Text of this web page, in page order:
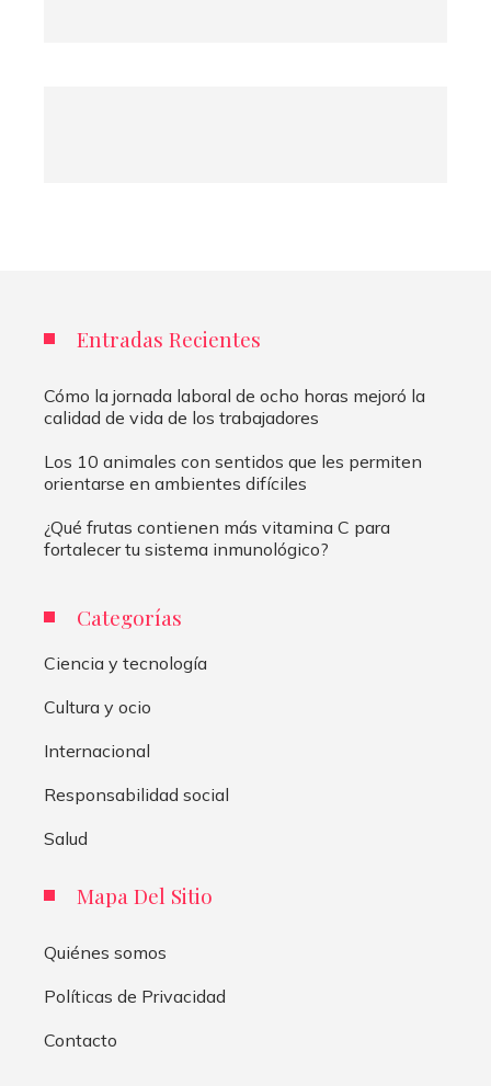
Entradas Recientes
Cómo la jornada laboral de ocho horas mejoró la
calidad de vida de los trabajadores
Los 10 animales con sentidos que les permiten
orientarse en ambientes difíciles
¿Qué frutas contienen más vitamina C para
fortalecer tu sistema inmunológico?
Categorías
Ciencia y tecnología
Cultura y ocio
Internacional
Responsabilidad social
Salud
Mapa Del Sitio
Quiénes somos
Políticas de Privacidad
Contacto